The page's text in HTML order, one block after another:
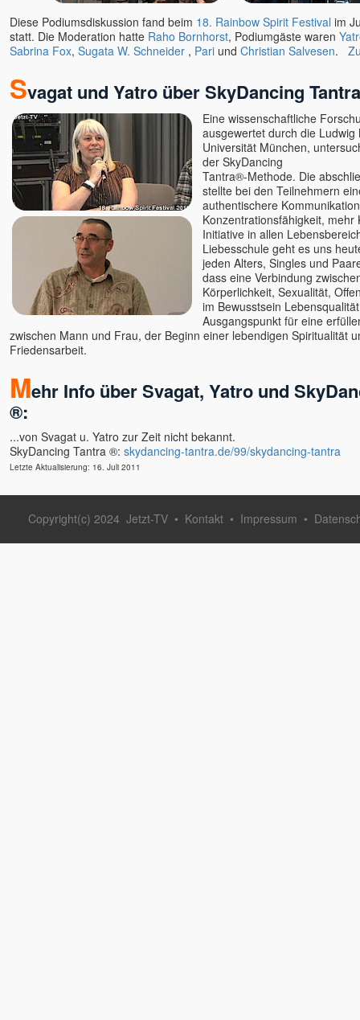
Deepak
Deva Vanessa Van Echten
Deva Satpriya
Devi
Dhyan Mikael
Dirk Hessel
Dittmar Kruse
Dolano
Eckhart Tolle u. Kim Eng
Edgar OWK Hofer
Egobuster Verena Fleißner
Elios
Ellen Kalwait-Borck u.
Slobodan
Ellie Roozdar
Ernst-Peter Flint
Florian Tathagata u. Julia
Francis Lucille
Friederike Hemsath
Gabriele Rudolph
Diese Podiumsdiskussion fand beim 18. Rainbow Spirit Festival im
statt. Die Moderation hatte Raho Bornhorst, Podiumgäste waren
Sabrina Fox, Sugata W. Schneider , Pari und Christian Salvesen.
Svagat und Yatro über SkyDancing
Eine wissenschaftliche
ausgewertet durch die Ludwig
Universität München,
der SkyDancing
Tantra®-Methode. Die
stellte bei den Teilnehmern
authentischere
Konzentrationsfähigkeit, mehr
Initiative in allen
Liebesschule geht es uns
jeden Alters, Singles und
dass eine Verbindung
Körperlichkeit, Sexualität,
im Bewusstsein
Ausgangspunkt für eine
zwischen Mann und Frau, der Beginn einer lebendigen Spiritualität
Friedensarbeit.
Mehr Info über Svagat, Yatro und
®:
...von Svagat u. Yatro zur Zeit nicht bekannt.
SkyDancing Tantra ®: skydancing-tantra.de/99/skydancing-tantra
Letzte Aktualisierung: 16. Juli 2011
Copyright(c) 2024 Jetzt-TV • Kontakt • Impressum •